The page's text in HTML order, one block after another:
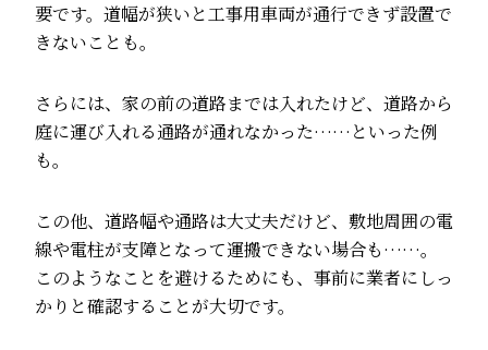
要です。道幅が狭いと工事用車両が通行できず設置で
きないことも。
さらには、家の前の道路までは入れたけど、道路から
庭に運び入れる通路が通れなかった……といった例
も。
この他、道路幅や通路は大丈夫だけど、敷地周囲の電
線や電柱が支障となって運搬できない場合も……。
このようなことを避けるためにも、事前に業者にしっ
かりと確認することが大切です。